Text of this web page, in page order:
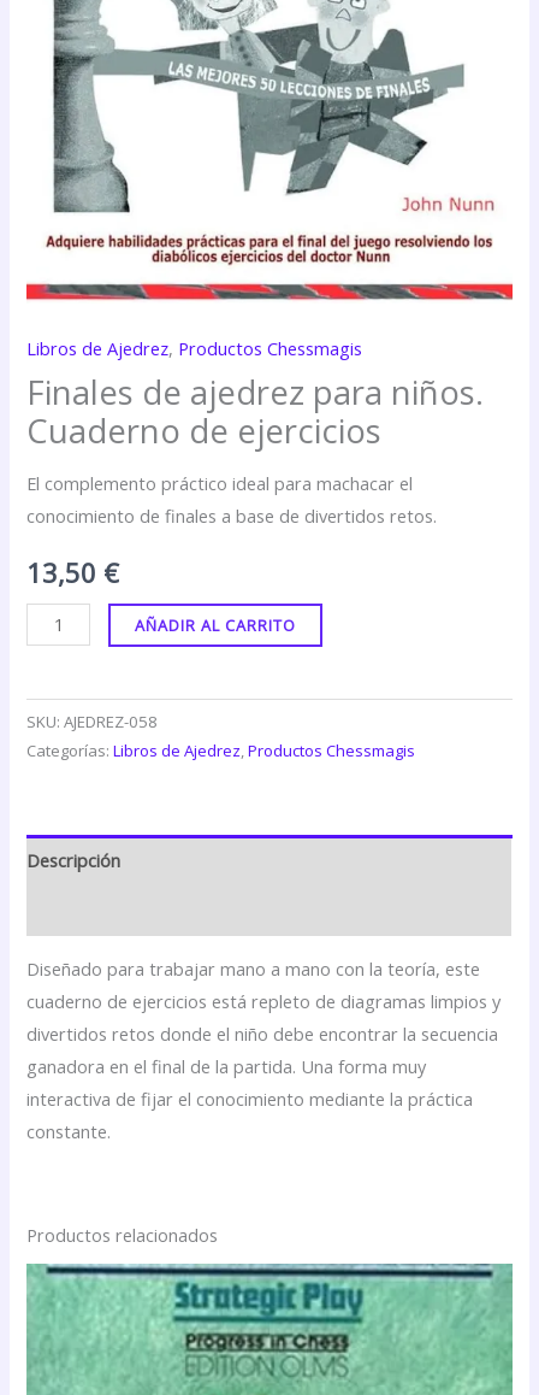
Libros de Ajedrez, Productos Chessmagis
Finales de ajedrez para niños.
Cuaderno de ejercicios
El complemento práctico ideal para machacar el
conocimiento de finales a base de divertidos retos.
13,50 €
AÑADIR AL CARRITO
SKU:AJEDREZ-058
Categorías:Libros de Ajedrez,Productos Chessmagis
Descripción
Diseñado para trabajar mano a mano con la teoría, este
cuaderno de ejercicios está repleto de diagramas limpios y
divertidos retos donde el niño debe encontrar la secuencia
ganadora en el final de la partida. Una forma muy
interactiva de fijar el conocimiento mediante la práctica
constante.
Productos relacionados